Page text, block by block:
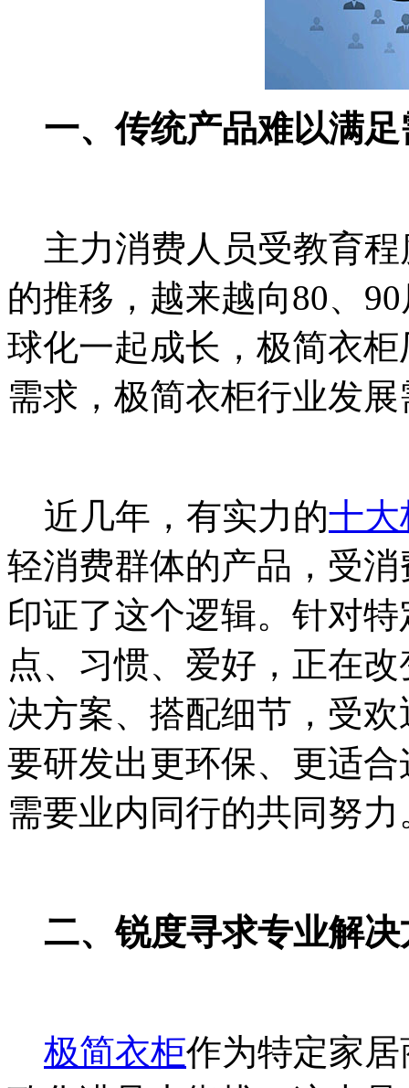
一、传统产品难以满足
主力消费人员受教育程
的推移，越来越向80、
球化一起成长，极简衣
需求，极简衣柜行业发
近几年，有实力的十大
轻消费群体的产品，受
印证了这个逻辑。针对
点、习惯、爱好，正在
决方案、搭配细节，受
要研发出更环保、更适
需要业内同行的共同努力
二、锐度寻求专业解决
极简衣柜作为特定家